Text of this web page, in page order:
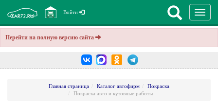
Перейти на полную версию сайта
Войти
Главная страница Каталог автофирм
Покраска
Покраска авто и кузовные работы